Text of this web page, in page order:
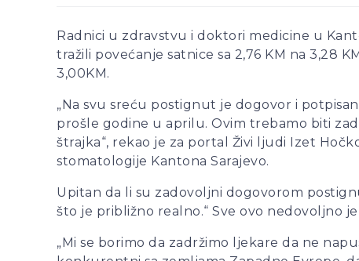
Radnici u zdravstvu i doktori medicine u
tražili povećanje satnice sa 2,76 KM na 3,28
3,00KM.
„Na svu sreću postignut je dogovor i
prošle godine u aprilu. Ovim trebamo biti
štrajka“, rekao je za portal Živi ljudi Izet
stomatologije Kantona Sarajevo.
Upitan da li su zadovoljni dogovorom
što je približno realno.“ Sve ovo nedovoljno
„Mi se borimo da zadržimo ljekare da ne